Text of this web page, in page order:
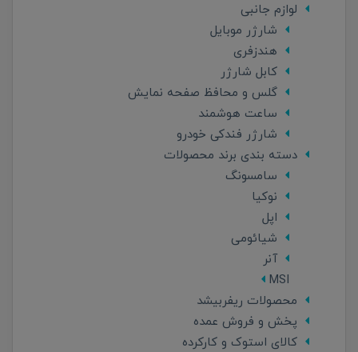
لوازم جانبی
شارژر موبایل
هندزفری
کابل شارژر
گلس و محافظ صفحه نمایش
ساعت هوشمند
شارژر فندکی خودرو
دسته بندی برند محصولات
سامسونگ
نوکیا
اپل
شیائومی
آنر
MSI
محصولات ریفربیشد
پخش و فروش عمده
کالای استوک و کارکرده